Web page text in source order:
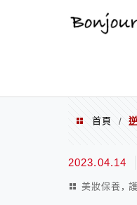
首頁 /
逆齡光
2023.04.14
美妝保養 ,